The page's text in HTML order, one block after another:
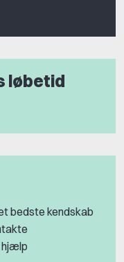
løbetid
bedste kendskab
hjælp